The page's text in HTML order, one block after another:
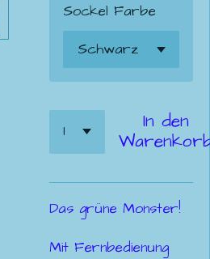
Sockel Farbe
In den
Das grüne Monster!
Mit Fernbedienung